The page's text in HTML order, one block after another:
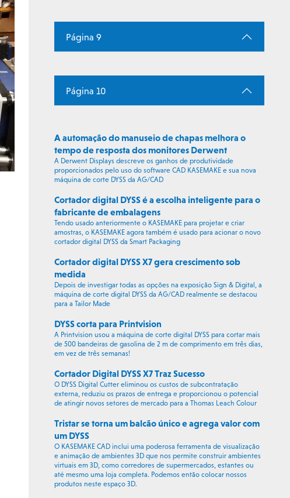
Página 9
Página 10
A automação do manuseio de chapas melhora o
tempo de resposta dos monitores Derwent
A Derwent Displays descreve os ganhos de produtividade
proporcionados pelo uso do software CAD KASEMAKE e sua nova
máquina de corte DYSS da AG/CAD
Cortador digital DYSS é a escolha inteligente para o
fabricante de embalagens
Tendo usado anteriormente o KASEMAKE para projetar e criar
amostras, o KASEMAKE agora também é usado para acionar o novo
cortador digital DYSS da Smart Packaging
Cortador digital DYSS X7 gera crescimento sob
medida
Depois de investigar todas as opções na exposição Sign & Digital, a
máquina de corte digital DYSS da AG/CAD realmente se destacou
para a Tailor Made
DYSS corta para Printvision
A Printvision usou a máquina de corte digital DYSS para cortar mais
de 500 bandeiras de gasolina de 2 m de comprimento em três dias,
em vez de três semanas!
Cortador Digital DYSS X7 Traz Sucesso
O DYSS Digital Cutter eliminou os custos de subcontratação
externa, reduziu os prazos de entrega e proporcionou o potencial
de atingir novos setores de mercado para a Thomas Leach Colour
Tristar se torna um balcão único e agrega valor com
um DYSS
O KASEMAKE CAD inclui uma poderosa ferramenta de visualização
e animação de ambientes 3D que nos permite construir ambientes
virtuais em 3D, como corredores de supermercados, estantes ou
até mesmo uma loja completa. Podemos então colocar nossos
produtos neste espaço 3D.